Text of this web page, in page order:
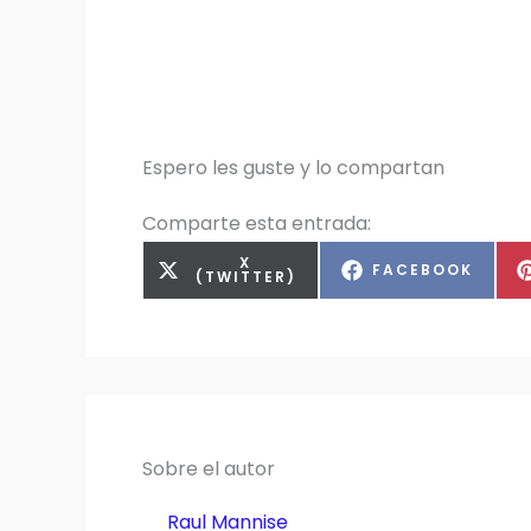
Espero les guste y lo compartan
Comparte esta entrada:
COMPARTIR
EN
X
(TWITTER) COMPARTIR
FACEBOOK
Sobre el autor
Raul Mannise